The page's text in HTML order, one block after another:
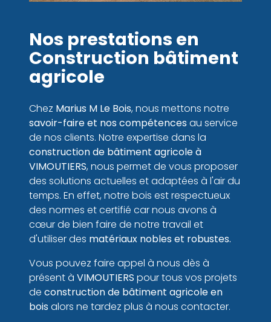
Nos prestations en
Construction bâtiment
agricole
Chez Marius M Le Bois, nous mettons notre
savoir-faire et nos compétencesau service
de nos clients. Notre expertise dans la
construction de bâtiment agricole à
VIMOUTIERS, nous permet de vous proposer
des solutions actuelles et adaptées à l'air du
temps. En effet, notre bois est respectueux
des normes et certifié car nous avons à
cœur de bien faire de notre travail et
d'utiliser des matériaux nobles et robustes.
Vous pouvez faire appel à nous dès à
présent à VIMOUTIERS pour tous vos projets
de construction de bâtiment agricole en
boisalors ne tardez plus à nous contacter.